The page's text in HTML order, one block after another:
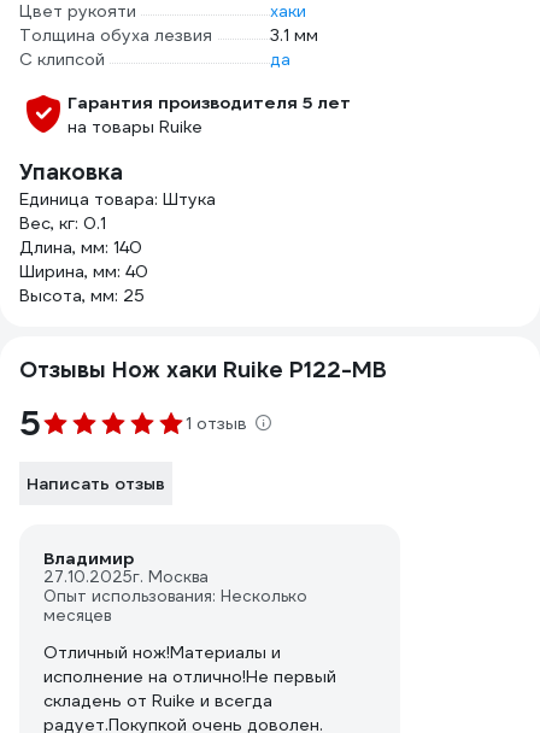
Цвет рукояти
хаки
Толщина обуха лезвия
3.1 мм
С клипсой
да
Гарантия производителя 5 лет
на товары Ruike
Упаковка
Единица товара: Штука
Вес, кг: 0.1
Длина, мм: 140
Ширина, мм: 40
Высота, мм: 25
Отзывы Нож хаки Ruike P122-MB
5 1 отзыв
Написать отзыв
Владимир
27.10.2025г. Москва
Опыт использования: Несколько
месяцев
Отличный нож!Материалы и
исполнение на отлично!Не первый
складень от Ruike и всегда
радует.Покупкой очень доволен.